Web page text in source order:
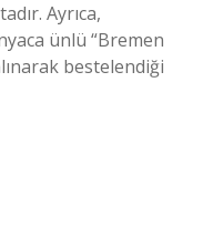
Ayrıca,
ünlü “Bremen
bestelendiği